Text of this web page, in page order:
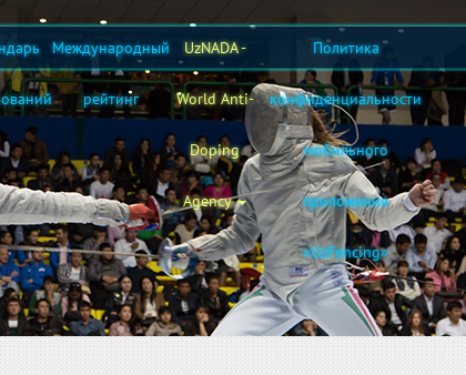
Международный
рейтинг
UzNADA -
World Anti-
Doping
Agency
Политика
конфиденциальности
мобильного
приложения
«UzFencing»